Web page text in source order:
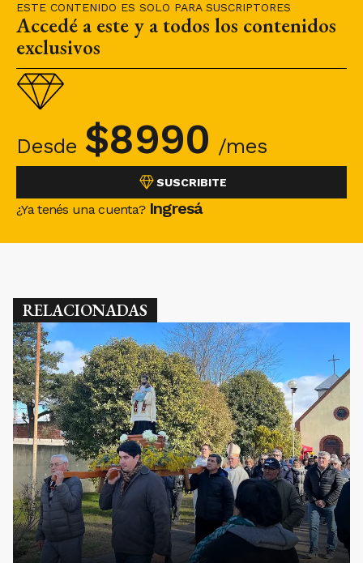
ESTE CONTENIDO ES SOLO PARA SUSCRIPTORES
Accedé a este y a todos los contenidos
exclusivos
Desde $8990 /mes
SUSCRIBITE
¿Ya tenés una cuenta? Ingresá
RELACIONADAS